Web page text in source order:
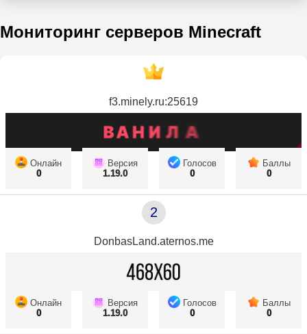
Мониторинг серверов Minecraft
f3.minely.ru:25619
Онлайн
0
Версия
1.19.0
Голосов
0
Баллы
0
2
DonbasLand.aternos.me
Онлайн
0
Версия
1.19.0
Голосов
0
Баллы
0